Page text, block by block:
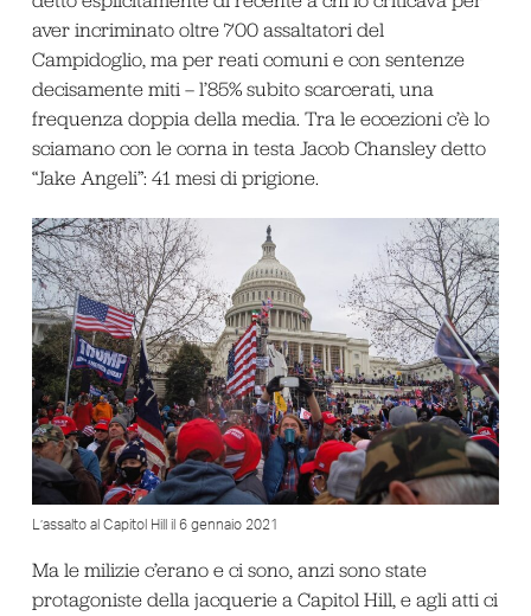
aver incriminato oltre 700 assaltatori del
Campidoglio, ma per reati comuni e con sentenze
decisamente miti – l’85% subito scarcerati, una
frequenza doppia della media. Tra le eccezioni c’è lo
sciamano con le corna in testa Jacob Chansley detto
“Jake Angeli”: 41 mesi di prigione.
L’assalto al Capitol Hill il 6 gennaio 2021
Ma le milizie c’erano e ci sono, anzi sono state
protagoniste della jacquerie a Capitol Hill, e agli atti ci